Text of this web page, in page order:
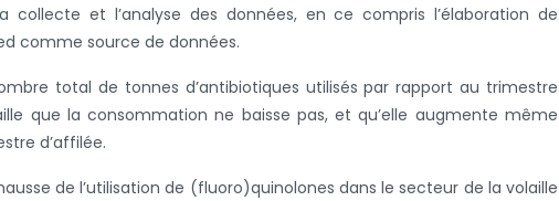
collecte et l’analyse des données, en ce compris l’élaboration de
comme source de données.
total de tonnes d’antibiotiques utilisés par rapport au trimestre
que la consommation ne baisse pas, et qu’elle augmente même
d’affilée.
de l’utilisation de (fluoro)quinolones dans le secteur de la volaille